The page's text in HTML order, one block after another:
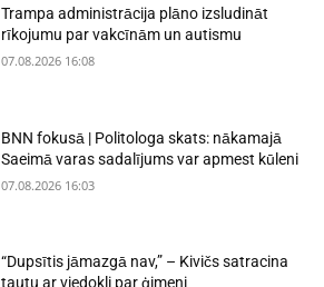
Trampa administrācija plāno izsludināt
rīkojumu par vakcīnām un autismu
07.08.2026 16:08
BNN fokusā | Politologa skats: nākamajā
Saeimā varas sadalījums var apmest kūleni
07.08.2026 16:03
“Dupsītis jāmazgā nav,” – Kivičs satracina
tautu ar viedokli par ģimeni